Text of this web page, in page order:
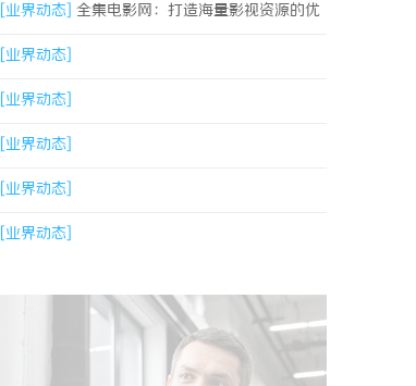
[业界动态] 全集电影网：打造海量影视资源的优
质观影平台
[业界动态]
[业界动态]
[业界动态]
[业界动态]
[业界动态]